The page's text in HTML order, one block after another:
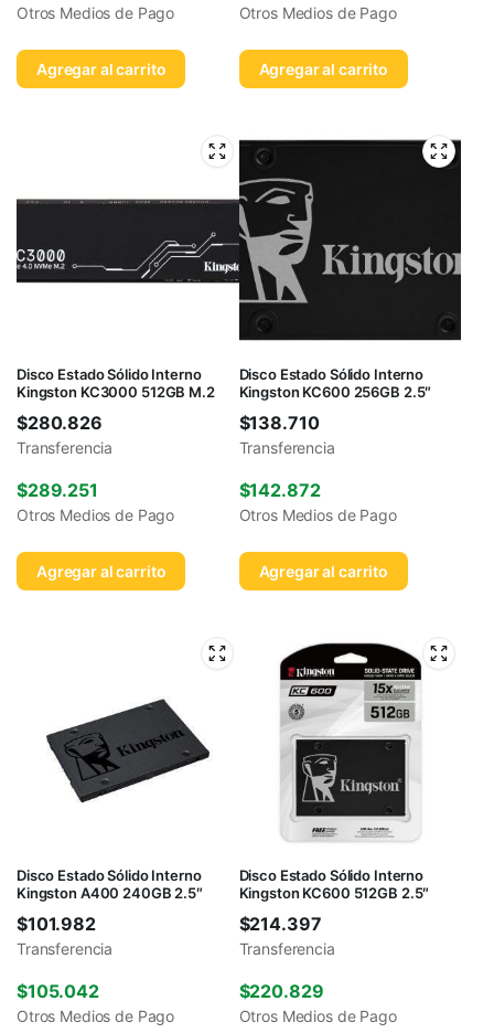
Otros Medios de Pago
Agregar al carrito
Otros Medios de Pago
Agregar al carrito
Disco Estado Sólido Interno
Kingston KC3000 512GB M.2
$280.826
Transferencia
$289.251
Otros Medios de Pago
Agregar al carrito
Disco Estado Sólido Interno
Kingston KC600 256GB 2.5″
$138.710
Transferencia
$142.872
Otros Medios de Pago
Agregar al carrito
Disco Estado Sólido Interno
Kingston A400 240GB 2.5″
$101.982
Transferencia
$105.042
Otros Medios de Pago
Disco Estado Sólido Interno
Kingston KC600 512GB 2.5″
$214.397
Transferencia
$220.829
Otros Medios de Pago